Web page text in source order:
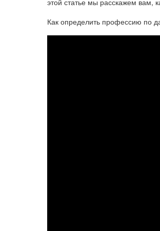
этой статье мы расскажем вам,
Как определить профессию по